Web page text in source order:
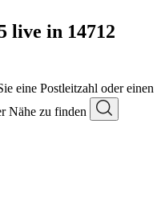
live in 14712
eine Postleitzahl oder einen
Nähe zu finden